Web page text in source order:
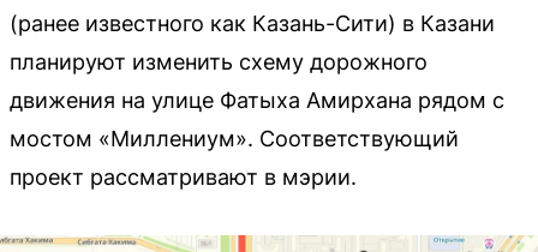
(ранее известного как Казань-Сити) в Казани
планируют изменить схему дорожного
движения на улице Фатыха Амирхана рядом с
мостом «Миллениум». Соответствующий
проект рассматривают в мэрии.